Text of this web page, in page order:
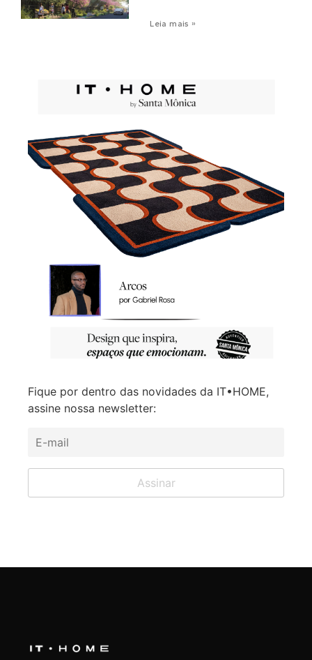
Leia mais »
Fique por dentro das novidades da IT•HOME,
assine nossa newsletter: